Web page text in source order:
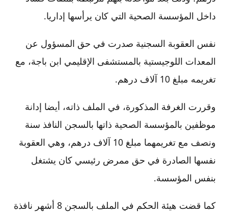
داخل المؤسسة الصحية التي كان يرأسها إداريا.
نفس العقوبة السجنية صدرت في حق المسؤول عن
المعدات اللوجيستية بالمستشفى الإقليمي ابن باجة، مع
تغريمه مبلغ 10 آلاف درهم.
وقررت الغرفة المذكورة، في الملف ذاته، أيضا إدانة
موظفين بالمؤسسة الصحية ذاتها بالسجن النافذ سنة
ونصف مع تغريمهما مبلغ 10 آلاف درهم، وهي العقوبة
نفسها الصادرة في حق ممرض رئيسي كان يشتغل
بنفس المؤسسة.
كما قضت هيئة الحكم في الملف بالسجن 8 أشهر نافذة